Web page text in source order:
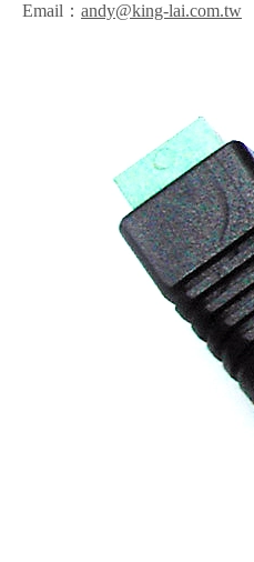
Email： andy@king-lai.com.tw